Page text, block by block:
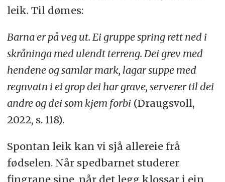
leik. Til dømes:
Barna er på veg ut. Ei gruppe spring rett ned i
skråninga med ulendt terreng. Dei grev med
hendene og samlar mark, lagar suppe med
regnvatn i ei grop dei har grave, serverer til dei
andre og dei som kjem forbi(Draugsvoll,
2022, s. 118).
Spontan leik kan vi sjå allereie frå
fødselen. Når spedbarnet studerer
fingrane sine, når det legg klossar i ein